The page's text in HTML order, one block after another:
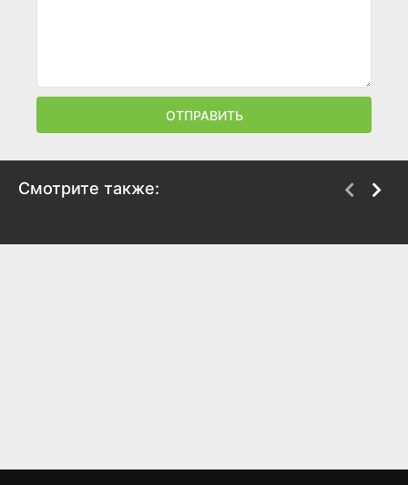
ОТПРАВИТЬ
Смотрите также: